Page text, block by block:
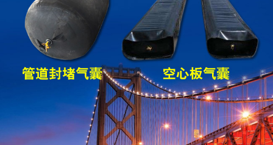
管道封堵气囊（橡胶水
堵）
管道封堵气囊